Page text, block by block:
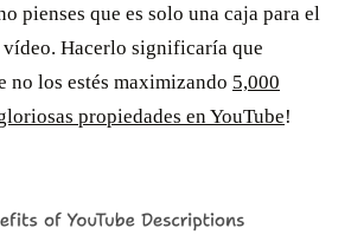
pienses que es solo una caja para el
vídeo. Hacerlo significaría que
no los estés maximizando 5,000
propiedades en YouTube!